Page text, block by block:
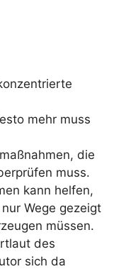
mehr muss
die
muss.
kann helfen,
Wege gezeigt
müssen.
des
sich da